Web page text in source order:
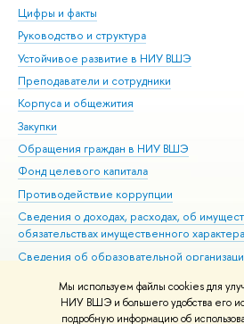
Мы используем файлы cookies для
НИУ ВШЭ и большего удобства его
подробную информацию об
Цифры и факты
Руководство и структура
Устойчивое развитие в НИУ ВШЭ
Преподаватели и сотрудники
Корпуса и общежития
Закупки
Обращения граждан в НИУ ВШЭ
Фонд целевого капитала
Противодействие коррупции
Сведения о доходах, расходах, об
обязательствах имущественного характера
Сведения об образовательной
Людям с ограниченными возможностями
Единая платежная страница